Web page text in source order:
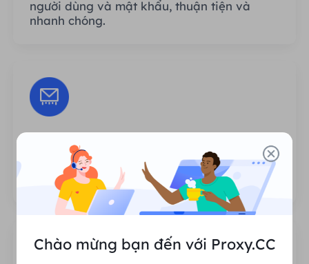
người dùng và mật khẩu, thuận tiện và
nhanh chóng.
Không có giới hạn về số lần sử dụng hoặc
tần suất gọi proxy.
Chào mừng bạn đến với Proxy.CC